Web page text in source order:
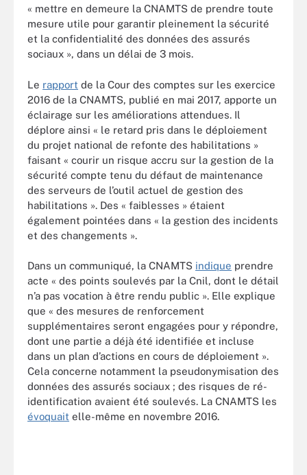
« mettre en demeure la CNAMTS de prendre toute
mesure utile pour garantir pleinement la sécurité
et la confidentialité des données des assurés
sociaux », dans un délai de 3 mois.
Le rapport de la Cour des comptes sur les exercice
2016 de la CNAMTS, publié en mai 2017, apporte un
éclairage sur les améliorations attendues. Il
déplore ainsi « le retard pris dans le déploiement
du projet national de refonte des habilitations »
faisant « courir un risque accru sur la gestion de la
sécurité compte tenu du défaut de maintenance
des serveurs de l’outil actuel de gestion des
habilitations ». Des « faiblesses » étaient
également pointées dans « la gestion des incidents
et des changements ».
Dans un communiqué, la CNAMTS indique prendre
acte « des points soulevés par la Cnil, dont le détail
n’a pas vocation à être rendu public ». Elle explique
que « des mesures de renforcement
supplémentaires seront engagées pour y répondre,
dont une partie a déjà été identifiée et incluse
dans un plan d’actions en cours de déploiement ».
Cela concerne notamment la pseudonymisation des
données des assurés sociaux ; des risques de ré-
identification avaient été soulevés. La CNAMTS les
évoquait elle-même en novembre 2016.